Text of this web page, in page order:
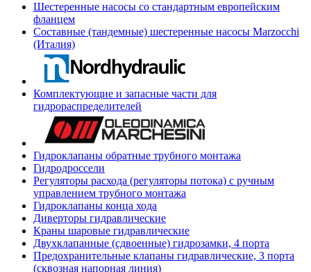
Шестеренные насосы со стандартным европейским
фланцем
Составные (тандемные) шестеренные насосы Marzocchi
(Италия)
Комплектующие и запасные части для
гидрораспределителей
Гидроклапаны обратные трубного монтажа
Гидродроссели
Регуляторы расхода (регуляторы потока) с ручным
управлением трубного монтажа
Гидроклапаны конца хода
Диверторы гидравлические
Краны шаровые гидравлические
Двухклапанные (сдвоенные) гидрозамки, 4 порта
Предохранительные клапаны гидравлические, 3 порта
(сквозная напорная линия)